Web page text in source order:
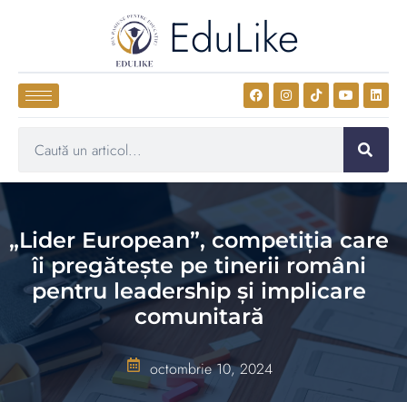
EduLike
„Lider European”, competiția care
îi pregătește pe tinerii români
pentru leadership și implicare
comunitară
octombrie 10, 2024